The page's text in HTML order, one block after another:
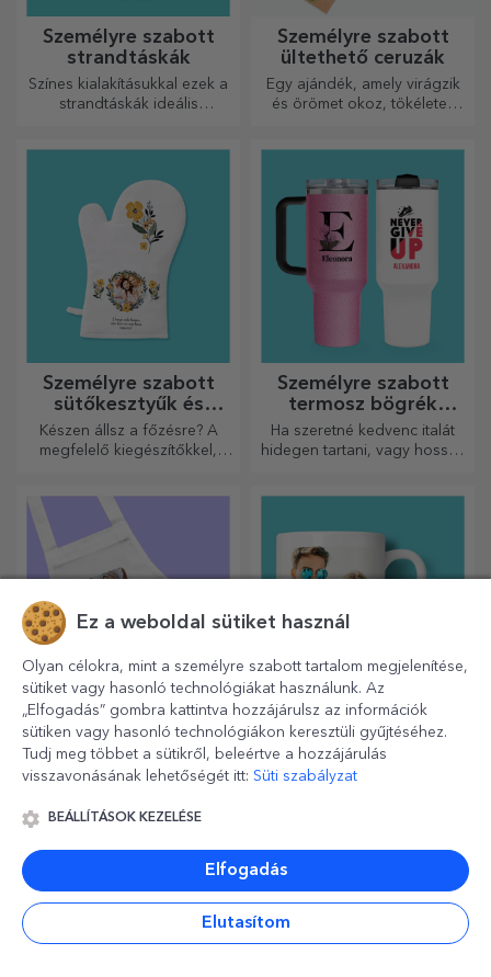
Személyre szabott
strandtáskák
Színes kialakításukkal ezek a
strandtáskák ideális
táskagyűjteményedben.
Személyre szabott
ültethető ceruzák
Egy ajándék, amely virágzik
és örömet okoz, tökéletes
Személyre szabott
sütőkesztyűk és
konyhai kiegészítők
Készen állsz a főzésre? A
megfelelő kiegészítőkkel,
válik a konyhában végzett
munkád.
Személyre szabott
termosz bögrék
fogantyúval és
szívószállal
Ha szeretné kedvenc italát
hidegen tartani, vagy hosszú
választás ilyen esetekre.
Személyre szabott
rövidnadrág fotókkal
Igen, igen... a szoknyákra is
kollekció eredeti
Személyre szabott
bögrék szív alakú
fogantyúval
Ajándékozzon szeretteinek a
Ez a weboldal sütiket használ
Olyan célokra, mint a személyre szabott tartalom megjelenítése,
sütiket vagy hasonló technológiákat használunk. Az
„Elfogadás” gombra kattintva hozzájárulsz az információk
sütiken vagy hasonló technológiákon keresztüli gyűjtéséhez.
Tudj meg többet a sütikről, beleértve a hozzájárulás
visszavonásának lehetőségét itt: Süti szabályzat
BEÁLLÍTÁSOK KEZELÉSE
Elfogadás
Elutasítom